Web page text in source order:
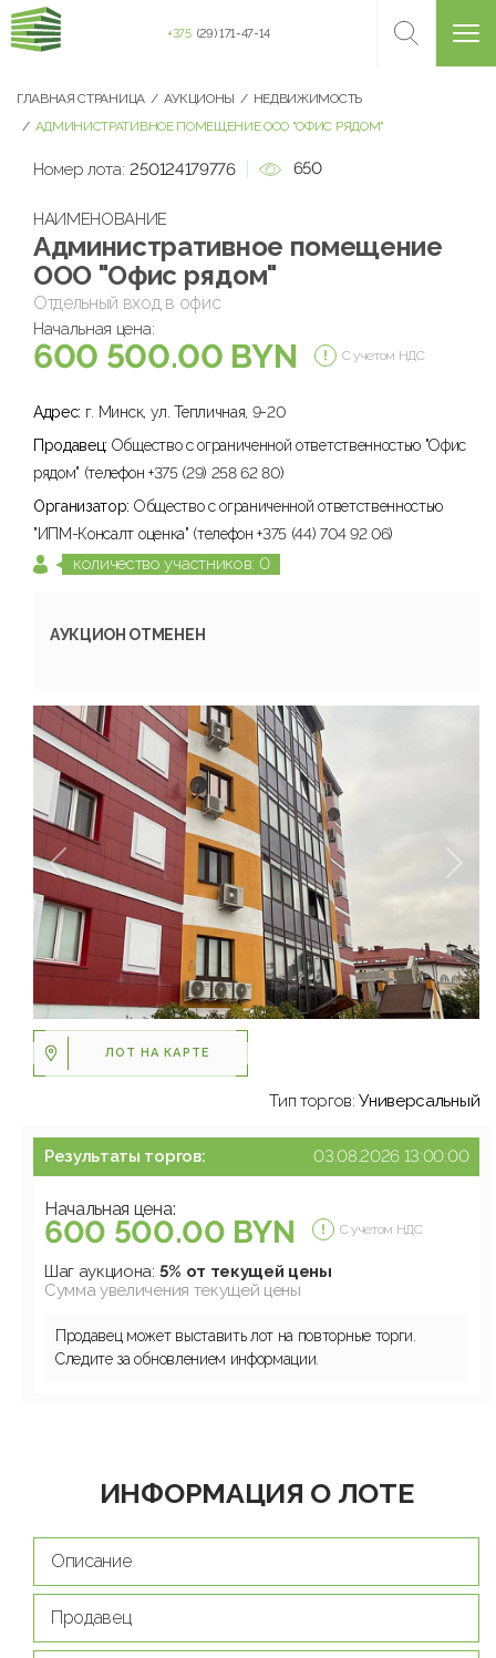
+375 (29) 171-47-14
ГЛАВНАЯ СТРАНИЦА АУКЦИОНЫ
НЕДВИЖИМОСТЬ
АДМИНИСТРАТИВНОЕ ПОМЕЩЕНИЕ ООО "ОФИС РЯДОМ"
ЛОТ НА КАРТЕ
Номер лота: 250124179776 650
НАИМЕНОВАНИЕ
Административное помещение
ООО "Офис рядом"
Отдельный вход в офис
Начальная цена:
600 500.00 BYN С учетом НДС
Адрес: г. Минск, ул. Тепличная, 9-20
Продавец: Общество с ограниченной ответственностью "Офис
рядом" (телефон +375 (29) 258 62 80)
Организатор: Общество с ограниченной ответственностью
"ИПМ-Консалт оценка" (телефон +375 (44) 704 92 06)
количество участников: 0
АУКЦИОН ОТМЕНЕН
Тип торгов:Универсальный
Результаты торгов: 03.08.2026 13:00:00
Начальная цена:
600 500.00 BYN С учетом НДС
Шаг аукциона: 5% от текущей цены
Сумма увеличения текущей цены
Продавец может выставить лот на повторные торги.
Следите за обновлением информации.
ИНФОРМАЦИЯ О ЛОТЕ
Описание
Продавец